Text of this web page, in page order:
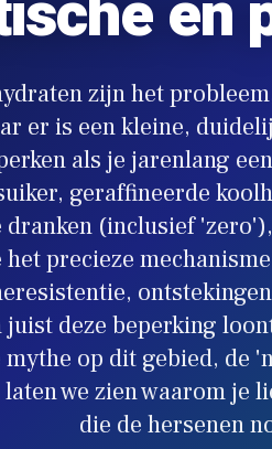
zijn het
er is een kleine,
als je jarenlang
geraffineerde
(inclusief
het precieze
juist deze beperking
op dit gebied, de
we zien waarom je
die de hersenen